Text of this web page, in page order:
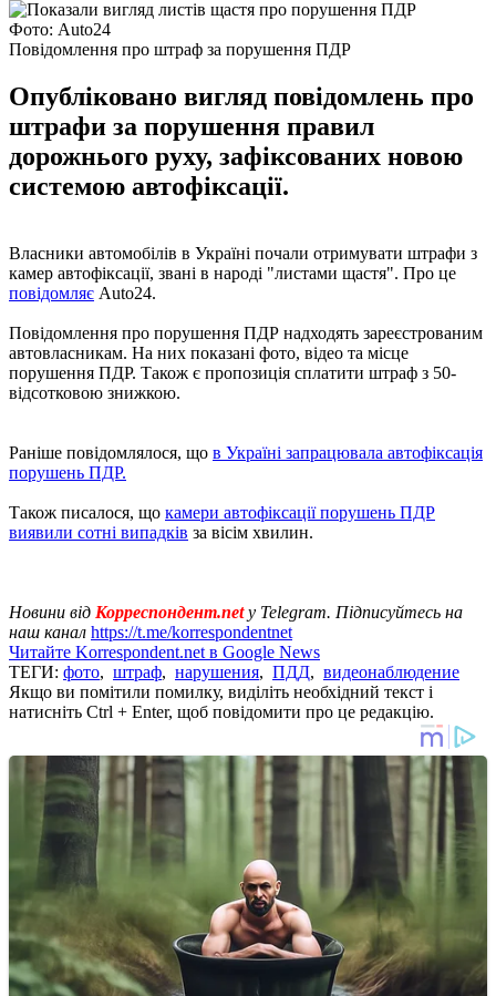
Фото: Auto24
Повідомлення про штраф за порушення ПДР
Опубліковано вигляд повідомлень про
штрафи за порушення правил
дорожнього руху, зафіксованих новою
системою автофіксації.
Власники автомобілів в Україні почали отримувати штрафи з
камер автофіксації, звані в народі "листами щастя". Про це
повідомляє Auto24.
Повідомлення про порушення ПДР надходять зареєстрованим
автовласникам. На них показані фото, відео та місце
порушення ПДР. Також є пропозиція сплатити штраф з 50-
відсотковою знижкою.
Раніше повідомлялося, що в Україні запрацювала автофіксація
порушень ПДР.
Також писалося, що камери автофіксації порушень ПДР
виявили сотні випадків за вісім хвилин.
Новини від Корреспондент.net у Telegram. Підписуйтесь на
наш канал https://t.me/korrespondentnet
Читайте Korrespondent.net в Google News
ТЕГИ: фото, штраф, нарушения, ПДД, видеонаблюдение
Якщо ви помітили помилку, виділіть необхідний текст і
натисніть Ctrl + Enter, щоб повідомити про це редакцію.